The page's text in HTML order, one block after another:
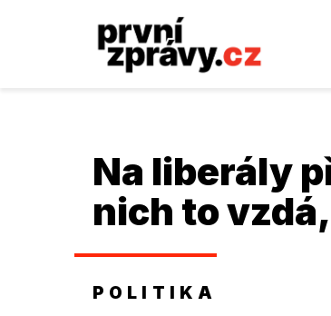
Na liberály
nich to
POLITIKA